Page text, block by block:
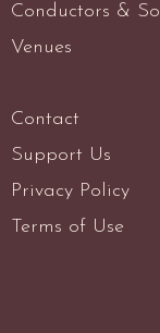
Conductors &
Venues
Contact
Support Us
Privacy Policy
Terms of Use